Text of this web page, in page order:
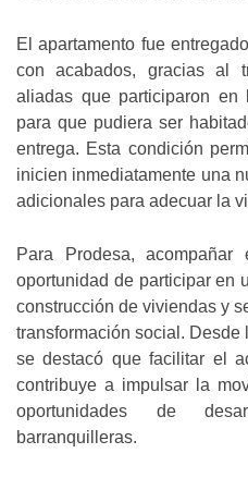
El apartamento fue
con acabados, gracias al
aliadas que participaron
para que pudiera ser
entrega. Esta condición
inicien inmediatamente una
adicionales para adecuar la
Para Prodesa,
oportunidad de participar en
construcción de viviendas y
transformación social.
se destacó que facilitar el
contribuye a impulsar la
oportunidades de
barranquilleras.